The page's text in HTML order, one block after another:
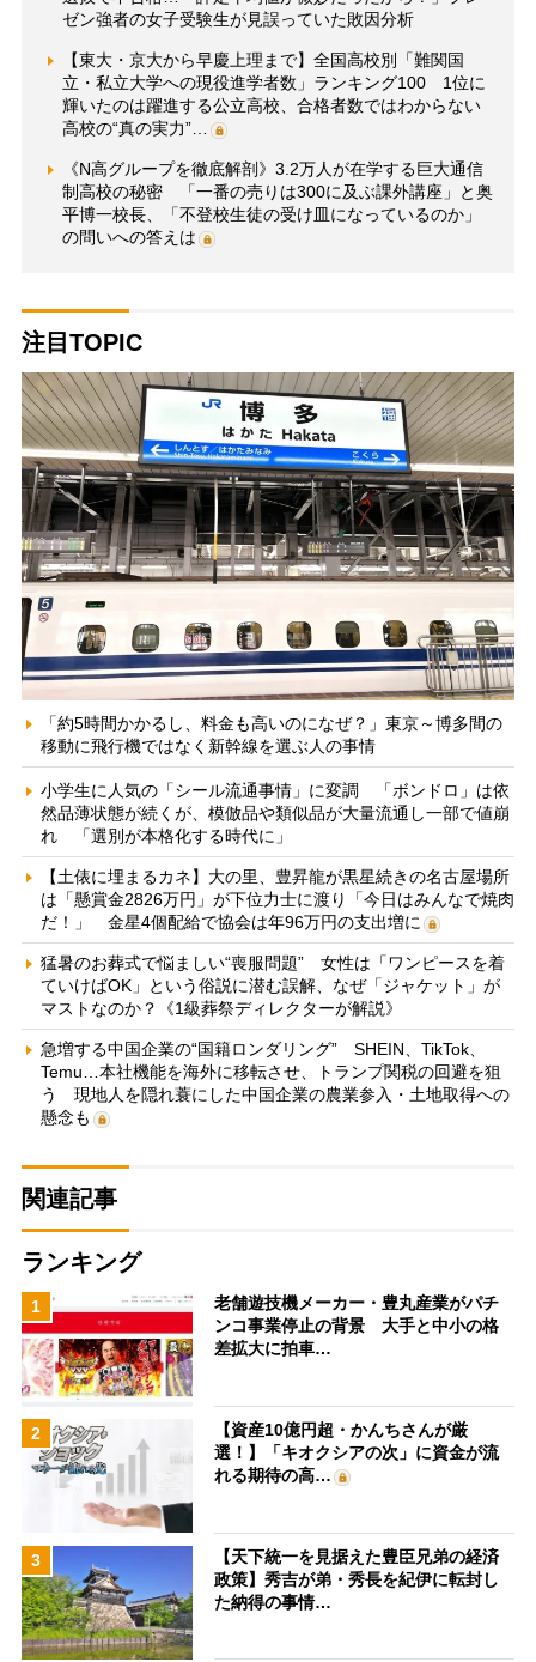
ゼン強者の女子受験生が見誤っていた敗因分析
【東大・京大から早慶上理まで】全国高校別「難関国
立・私立大学への現役進学者数」ランキング100 1位に
輝いたのは躍進する公立高校、合格者数ではわからない
高校の“真の実力”…
《N高グループを徹底解剖》3.2万人が在学する巨大通信
制高校の秘密 「一番の売りは300に及ぶ課外講座」と奥
平博一校長、「不登校生徒の受け皿になっているのか」
の問いへの答えは
注目TOPIC
「約5時間かかるし、料金も高いのになぜ？」東京～博多間の
移動に飛行機ではなく新幹線を選ぶ人の事情
小学生に人気の「シール流通事情」に変調 「ボンドロ」は依
然品薄状態が続くが、模倣品や類似品が大量流通し一部で値崩
れ 「選別が本格化する時代に」
【土俵に埋まるカネ】大の里、豊昇龍が黒星続きの名古屋場所
は「懸賞金2826万円」が下位力士に渡り「今日はみんなで焼肉
だ！」 金星4個配給で協会は年96万円の支出増に
猛暑のお葬式で悩ましい“喪服問題” 女性は「ワンピースを着
ていけばOK」という俗説に潜む誤解、なぜ「ジャケット」が
マストなのか？《1級葬祭ディレクターが解説》
急増する中国企業の“国籍ロンダリング” SHEIN、TikTok、
Temu…本社機能を海外に移転させ、トランプ関税の回避を狙
う 現地人を隠れ蓑にした中国企業の農業参入・土地取得への
懸念も
関連記事
ランキング
1
老舗遊技機メーカー・豊丸産業がパチ
ンコ事業停止の背景 大手と中小の格
差拡大に拍車…
2
【資産10億円超・かんちさんが厳
選！】「キオクシアの次」に資金が流
れる期待の高…
3
【天下統一を見据えた豊臣兄弟の経済
政策】秀吉が弟・秀長を紀伊に転封し
た納得の事情…